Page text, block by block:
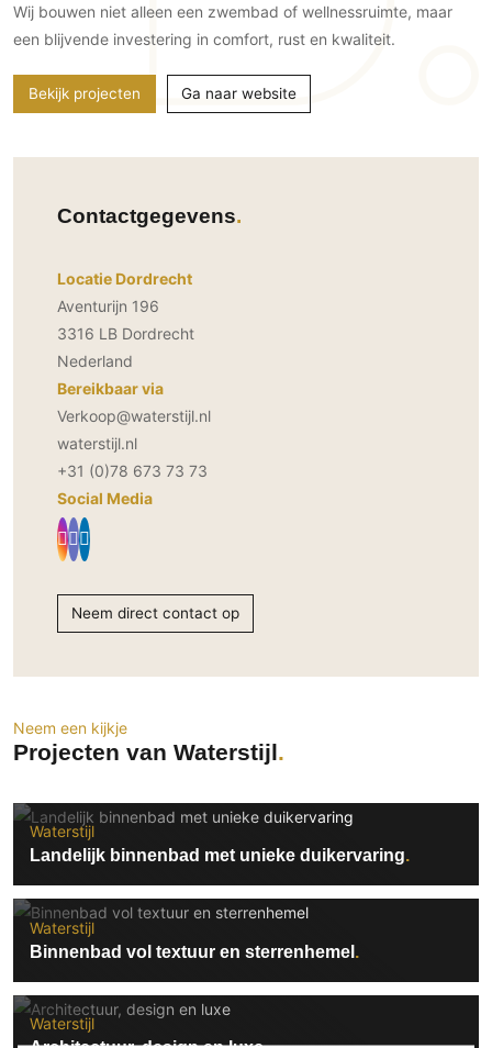
Vloeren
Beton Ciré vloeren
PVC vloeren
Gietvloeren
Vloerkleden
Wandafwerking
Beton Ciré
Behang / Wandtextiel
Natuursteen en keramiek
Schilderwerk
Stucwerk
Spuitwerk
Audio/Video
Domotica
Fitnessapparatuur
Overig
Aannemers Interieur
Akoestiek
Binnenzwembaden
Wellness
Wijnkelder en wijnkasten
Wij bouwen niet alleen een zwembad of wellnessruimte, maar
een blijvende investering in comfort, rust en kwaliteit.
Bekijk projecten Ga naar website
Contactgegevens
Locatie Dordrecht
Aventurijn 196
3316 LB Dordrecht
Nederland
Bereikbaar via
Verkoop@waterstijl.nl
waterstijl.nl
+31 (0)78 673 73 73
Social Media
Neem direct contact op
Neem een kijkje
Projecten van Waterstijl
Waterstijl
Landelijk binnenbad met unieke duikervaring
Waterstijl
Binnenbad vol textuur en sterrenhemel
Waterstijl